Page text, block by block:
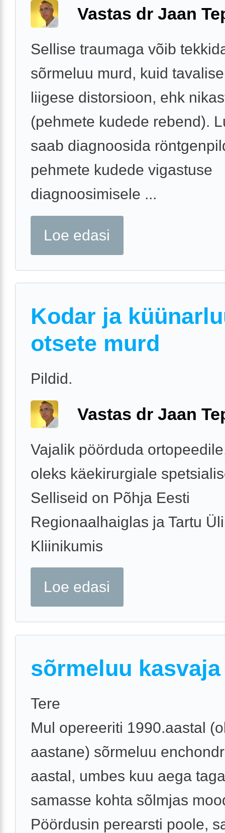
Vastas dr Jaan
Sellise traumaga võib
sõrmeluu murd, kuid
liigese distorsioon, ehk
(pehmete kudede rebend).
saab diagnoosida
pehmete kudede vigastuse
diagnoosimisele ...
Loe edasi
Kodar ja
otsete murd
Pildid.
Vastas dr Jaan
Vajalik pöörduda
oleks käekirurgiale
Selliseid on Põhja Eesti
Regionaalhaiglas ja Tartu
Kliinikumis
Loe edasi
sõrmeluu kasvaja
Tere
Mul opereeriti 1990.aastal
aastane) sõrmeluu
aastal, umbes kuu aega
samasse kohta sõlmjas
Pöördusin perearsti poole,